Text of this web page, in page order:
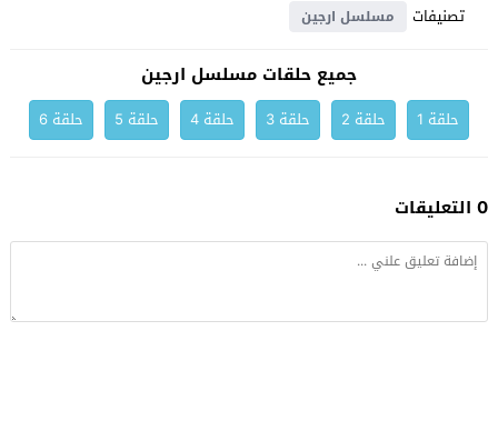
تصنيفات
مسلسل ارجين
جميع حلقات مسلسل ارجين
حلقة 1 حلقة 2 حلقة 3 حلقة 4 حلقة 5 حلقة 6
0 التعليقات